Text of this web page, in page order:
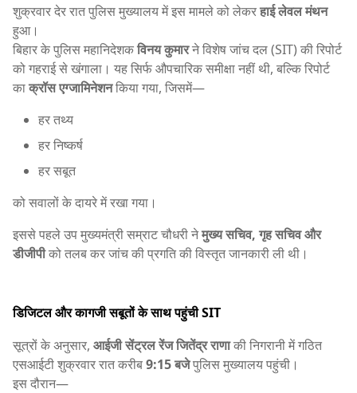
शुक्रवार देर रात पुलिस मुख्यालय में इस मामले को लेकरहाई लेवल मंथन
हुआ।
बिहार के पुलिस महानिदेशकविनय कुमारने विशेष जांच दल (SIT) की रिपोर्ट
को गहराई से खंगाला। यह सिर्फ औपचारिक समीक्षा नहीं थी, बल्कि रिपोर्ट
काक्रॉस एग्जामिनेशनकिया गया, जिसमें—
हर तथ्य
हर निष्कर्ष
हर सबूत
को सवालों के दायरे में रखा गया।
इससे पहले उप मुख्यमंत्री सम्राट चौधरी नेमुख्य सचिव, गृह सचिव और
डीजीपीको तलब कर जांच की प्रगति की विस्तृत जानकारी ली थी।
डिजिटल और कागजी सबूतों के साथ पहुंची SIT
सूत्रों के अनुसार, आईजी सेंट्रल रेंज जितेंद्र राणाकी निगरानी में गठित
एसआईटी शुक्रवार रात करीब9:15 बजेपुलिस मुख्यालय पहुंची।
इस दौरान—